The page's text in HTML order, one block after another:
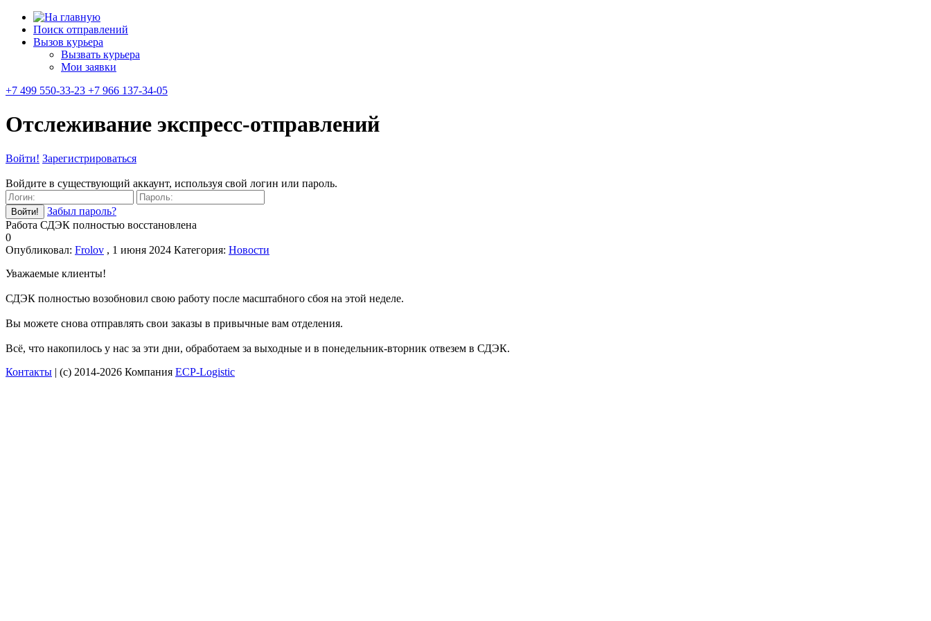
Поиск отправлений
Вызов курьера
Вызвать курьера
Мои заявки
+7 499 550-33-23 +7 966 137-34-05
Отслеживание экспресс-отправлений
Войти! Зарегистрироваться
Войдите в существующий аккаунт, используя свой логин или пароль.
Забыл пароль?
Работа СДЭК полностью восстановлена
0
Опубликовал: Frolov , 1 июня 2024 Категория: Новости
Уважаемые клиенты!
СДЭК полностью возобновил свою работу после масштабного сбоя на этой неделе.
Вы можете снова отправлять свои заказы в привычные вам отделения.
Всё, что накопилось у нас за эти дни, обработаем за выходные и в понедельник-вторник отвезем в СДЭК.
Контакты | (c) 2014-2026 Компания ECP-Logistic